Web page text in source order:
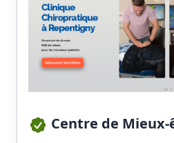
Centre de